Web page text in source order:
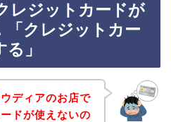
レジットカードが
「クレジットカー
」
ディアのお店で
ドが使えないの